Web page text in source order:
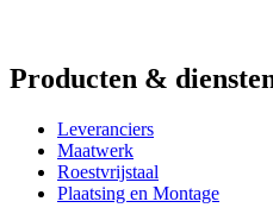
Producten &
Leveranciers
Maatwerk
Roestvrijstaal
Plaatsing en Montage